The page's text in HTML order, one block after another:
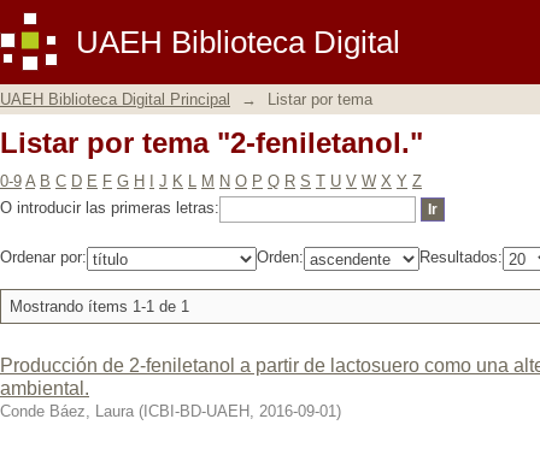
UAEH Biblioteca Digital
Listar por tema "2-feniletanol."
UAEH Biblioteca Digital Principal → Listar por tema
Listar por tema "2-feniletanol."
0-9 A B C D E F G H J K L M N O P Q R S T U V W X Y Z
O introducir las primeras letras:
Ordenar por: Orden: Resultados:
Mostrando ítems 1-1 de 1
Producción de 2-feniletanol a partir de lactosuero como una
ambiental.
Conde Báez, Laura ( ICBI-BD-UAEH , 2016-09-01)